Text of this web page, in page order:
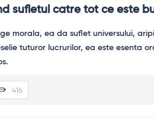
sufletul catre tot ce este
416